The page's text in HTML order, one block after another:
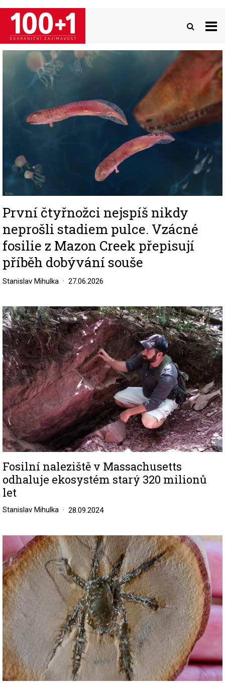
Přejít
hlavnímu
obsahu
Image
První čtyřnožci nejspíš nikdy
neprošli stadiem pulce. Vzácné
fosilie z Mazon Creek přepisují
příběh dobývání souše
Stanislav Mihulka 27.06.2026
Image
Fosilní naleziště v Massachusetts
odhaluje ekosystém starý 320 milionů
let
Stanislav Mihulka 28.09.2024
Image